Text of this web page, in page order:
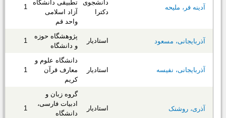
آدینه فر، ملیحه
دانشجوی
دکترا
تطبیقی دانشگاه
آزاد اسلامی
واحد قم
1
آذربایجانی، مسعود استادیار
پژوهشگاه حوزه
و دانشگاه
1
آذربایجانی، نفیسه استادیار
دانشگاه علوم و
معارف قرآن
کریم
1
آذری، روشنک استادیار
گروه زبان و
ادبیات فارسی،
دانشگاه
1